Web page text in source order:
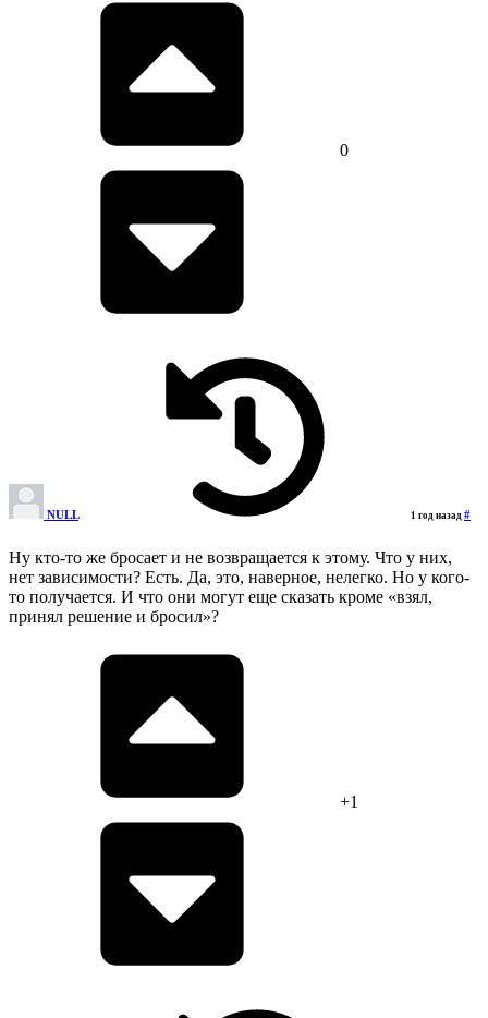
0
NULL 1 год назад #
Ну кто-то же бросает и не возвращается к этому. Что у них,
нет зависимости? Есть. Да, это, наверное, нелегко. Но у кого-
то получается. И что они могут еще сказать кроме «взял,
принял решение и бросил»?
+1